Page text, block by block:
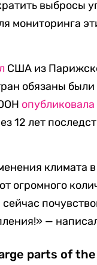
выбросы
мониторинга
США из
обязаны были
опубликовала
12 лет
климата
огромного
—
parts of